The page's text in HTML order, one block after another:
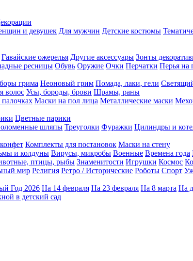
и девушек Для мужчин Детские костюмы
Гавайские ожерелья Другие аксессуары Зонты
ресницы Обувь Оружие Очки Перчатки Перья на
грима Неоновый грим Помада, лаки, гели
волос Усы, бороды, брови Шрамы, раны
Маски на пол лица Металлические маски
Цветные парики
шляпы Треуголки Фуражки Цилиндры и
Комплекты для постановок Маски на стену
и колдуны Вирусы, микробы Военные Времена года
птицы, рыбы Знаменитости Игрушки Космос
мир Религия Ретро / Исторические Роботы Спорт
Год 2026 На 14 февраля На 23 февраля На 8 марта На
в детский сад